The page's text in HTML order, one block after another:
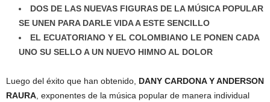
DOS DE LAS NUEVAS FIGURAS DE LA MÚSICA POPULAR
SE UNEN PARA DARLE VIDA A ESTE SENCILLO
EL ECUATORIANO Y EL COLOMBIANO LE PONEN CADA
UNO SU SELLO A UN NUEVO HIMNO AL DOLOR
Luego del éxito que han obtenido, DANY CARDONA Y ANDERSON
RAURA , exponentes de la música popular de manera individual